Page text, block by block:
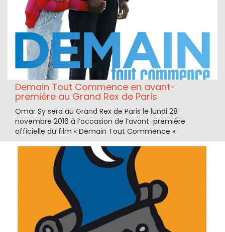
Demain Tout Commence en avant-
première au Grand Rex de Paris
Omar Sy sera au Grand Rex de Paris le lundi 28
novembre 2016 à l’occasion de l’avant-première
officielle du film « Demain Tout Commence ».